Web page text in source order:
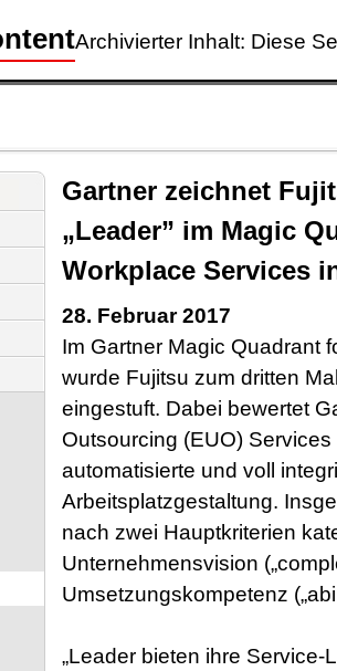
Archivierter Inhalt: Diese
Gartner zeichnet
„Leader” im Magic
Workplace Services
28. Februar 2017
Im Gartner Magic Quadrant
wurde Fujitsu zum dritten
eingestuft. Dabei bewertet
Outsourcing (EUO)
automatisierte und voll
Arbeitsplatzgestaltung.
nach zwei Hauptkriterien
Unternehmensvision
Umsetzungskompetenz
„Leader bieten ihre